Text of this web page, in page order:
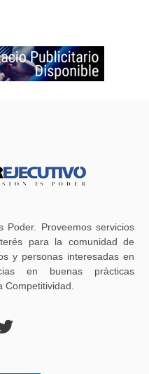
Poder. Proveemos servicios
para la comunidad de
y personas interesadas en
en buenas prácticas